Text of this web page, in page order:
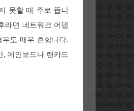
못할 때 주로 뜹니
라면 네트워크 어댑
도 매우 흔합니다.
메인보드나 랜카드